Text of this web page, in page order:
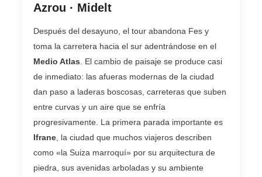
Azrou · Midelt
Después del desayuno, el tour abandona Fes y
toma la carretera hacia el sur adentrándose en el
Medio Atlas . El cambio de paisaje se produce casi
de inmediato: las afueras modernas de la ciudad
dan paso a laderas boscosas, carreteras que suben
entre curvas y un aire que se enfría
progresivamente. La primera parada importante es
Ifrane , la ciudad que muchos viajeros describen
como «la Suiza marroquí» por su arquitectura de
piedra, sus avenidas arboladas y su ambiente